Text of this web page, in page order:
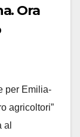
Ora
per Emilia-
agricoltori”
al